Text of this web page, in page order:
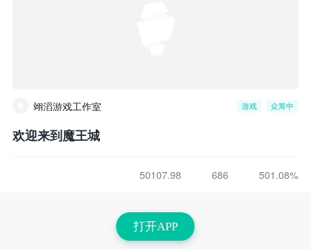
打开APP
翊滔游戏工作室 游戏 众筹中
欢迎来到魔王城
50107.98 686 501.08%